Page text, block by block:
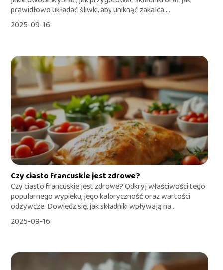
prawidłowo układać śliwki, aby uniknąć zakalca....
2025-09-16
Czy ciasto francuskie jest zdrowe?
Czy ciasto francuskie jest zdrowe? Odkryj właściwości tego
popularnego wypieku, jego kaloryczność oraz wartości
odżywcze. Dowiedz się, jak składniki wpływają na...
2025-09-16